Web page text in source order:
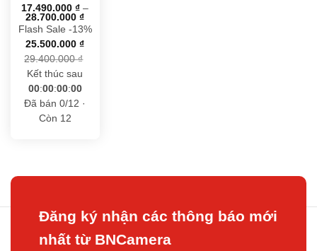
Được xếp
hạng55
sao
17.490.000₫ –
28.700.000₫Khoảng
giá:
từ
17.490.000 ₫
Flash Sale -13%
25.500.000₫
29.400.000₫
Kết thúc sau
00:00:00:00
Đã bán 0/12 ·
Còn 12
Đăng ký nhận các thông báo mới
nhất từ BNCamera